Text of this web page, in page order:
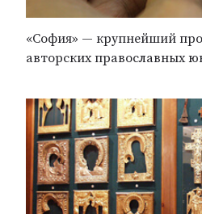
«София» — крупнейший
авторских православных